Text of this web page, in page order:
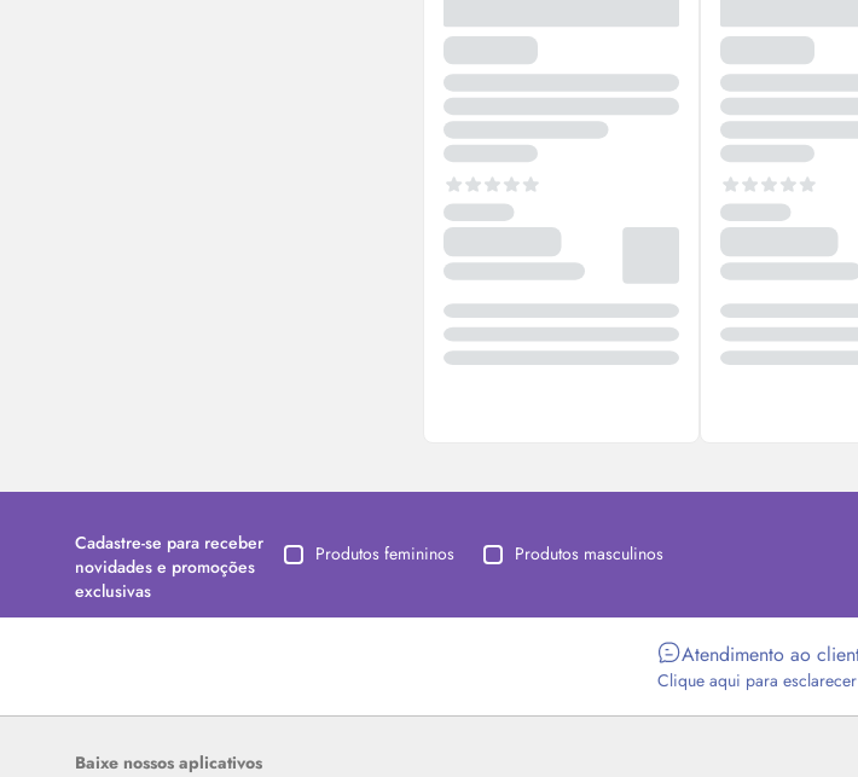
Cadastre-se para receber
novidades e promoções
exclusivas
Produtos femininos Produtos masculinos
Atendimento ao
Clique aqui para
Baixe nossos aplicativos